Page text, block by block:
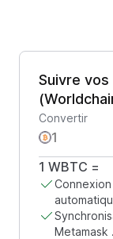
Suivre
Convertir
1 WBTC =
Metamask